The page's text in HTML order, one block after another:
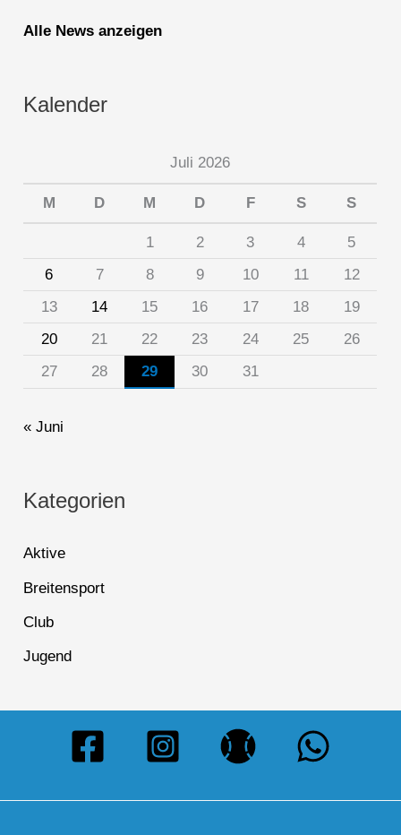
Alle News anzeigen
Kalender
Juli 2026
M D M D F S S
1 2 3 4
5
6
7 8 9 10 11
12
13
14 15 16 17 18
19
20
21 22 23 24 25
26
27
28 29 30 31
« Juni
Kategorien
Aktive
Breitensport
Club
Jugend